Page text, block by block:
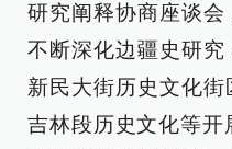
研究阐释协商座谈会
不断深化边疆史研
新民大街历史文化
吉林段历史文化等开